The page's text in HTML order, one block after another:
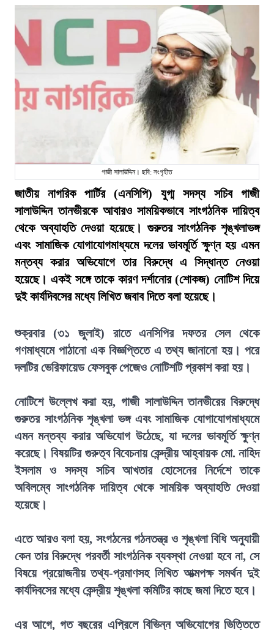
গাজী সালাউদ্দিন। ছবি: সংগৃহীত
জাতীয় নাগরিক পার্টির (এনসিপি) যুগ্ম সদস্য সচিব গাজী
সালাউদ্দিন তানভীরকে আবারও সাময়িকভাবে সাংগঠনিক দায়িত্ব
থেকে অব্যাহতি দেওয়া হয়েছে। গুরুতর সাংগঠনিক শৃঙ্খলাভঙ্গ
এবং সামাজিক যোগাযোগমাধ্যমে দলের ভাবমূর্তি ক্ষুণ্ন হয় এমন
মন্তব্য করার অভিযোগে তার বিরুদ্ধে এ সিদ্ধান্ত নেওয়া
হয়েছে। একই সঙ্গে তাকে কারণ দর্শানোর (শোকজ) নোটিশ দিয়ে
দুই কার্যদিবসের মধ্যে লিখিত জবাব দিতে বলা হয়েছে।
শুক্রবার (৩১ জুলাই) রাতে এনসিপির দফতর সেল থেকে
গণমাধ্যমে পাঠানো এক বিজ্ঞপ্তিতে এ তথ্য জানানো হয়। পরে
দলটির ভেরিফায়েড ফেসবুক পেজেও নোটিশটি প্রকাশ করা হয়।
নোটিশে উল্লেখ করা হয়, গাজী সালাউদ্দিন তানভীরের বিরুদ্ধে
গুরুতর সাংগঠনিক শৃঙ্খলা ভঙ্গ এবং সামাজিক যোগাযোগমাধ্যমে
এমন মন্তব্য করার অভিযোগ উঠেছে, যা দলের ভাবমূর্তি ক্ষুণ্ন
করেছে। বিষয়টির গুরুত্ব বিবেচনায় কেন্দ্রীয় আহ্বায়ক মো. নাহিদ
ইসলাম ও সদস্য সচিব আখতার হোসেনের নির্দেশে তাকে
অবিলম্বে সাংগঠনিক দায়িত্ব থেকে সাময়িক অব্যাহতি দেওয়া
হয়েছে।
এতে আরও বলা হয়, সংগঠনের গঠনতন্ত্র ও শৃঙ্খলা বিধি অনুযায়ী
কেন তার বিরুদ্ধে পরবর্তী সাংগঠনিক ব্যবস্থা নেওয়া হবে না, সে
বিষয়ে প্রয়োজনীয় তথ্য-প্রমাণসহ লিখিত আত্মপক্ষ সমর্থন দুই
কার্যদিবসের মধ্যে কেন্দ্রীয় শৃঙ্খলা কমিটির কাছে জমা দিতে হবে।
এর আগে, গত বছরের এপ্রিলে বিভিন্ন অভিযোগের ভিত্তিতে